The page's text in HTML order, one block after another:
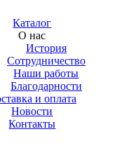
Каталог
О нас
История
Сотрудничество
Наши работы
Благодарности
и оплата
Новости
Контакты